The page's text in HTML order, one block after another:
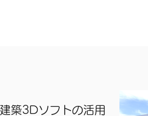
建築3Dソフトの活用